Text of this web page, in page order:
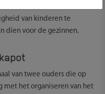
van kinderen te
dien voor de gezinnen.
van twee ouders die op
met het organiseren van het